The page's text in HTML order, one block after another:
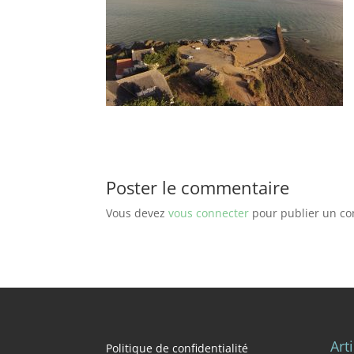
Poster le commentaire
Vous devezvous connecter pour publier un
Politique de confidentialité